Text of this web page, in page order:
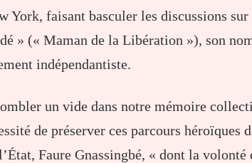
York, faisant basculer les discussions
» (« Maman de la Libération »), son
indépendantiste.
un vide dans notre mémoire
de préserver ces parcours héroïques
Faure Gnassingbé, « dont la